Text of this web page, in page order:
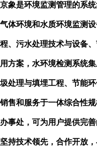
京象是环境监测管理的系
气体环境和水质环境监测
程、污水处理技术与设备
用方案，水环境检测系统
圾处理与填埋工程、节能
销售和服务于一体综合性
办事处，可为用户提供完
坚持技术领先，合作开放